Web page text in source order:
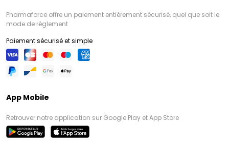
Pharmaforce offre un paiement entièrement sécurisé, quel que soit le
mode de règlement
Paiement sécurisé et simple
App Mobile
Retrouver notre application sur Google Play et App Store